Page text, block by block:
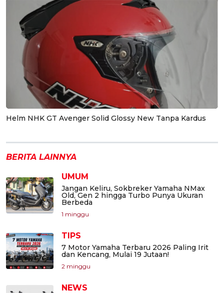
Helm NHK GT Avenger Solid Glossy New Tanpa Kardus
BERITA LAINNYA
UMUM
Jangan Keliru, Sokbreker Yamaha NMax
Old, Gen 2 hingga Turbo Punya Ukuran
Berbeda
1 minggu
TIPS
7 Motor Yamaha Terbaru 2026 Paling Irit
dan Kencang, Mulai 19 Jutaan!
2 minggu
NEWS